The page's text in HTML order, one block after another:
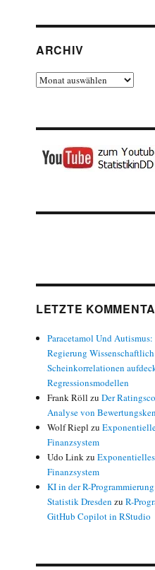
ARCHIV
Archiv
LETZTE
Paracetamol Und
Regierung
Scheinkorrelationen
Regressionsmodellen
Frank Röll zuDer
Analyse von
Wolf Riepl zu
Finanzsystem
Udo Linkzu
Finanzsystem
KI in der R-
Statistik Dresden zuR-
GitHub Copilot in RStudio